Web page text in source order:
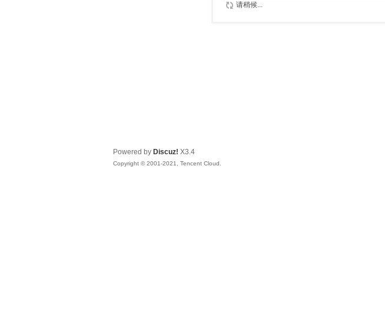
请稍候...
Powered by Discuz! X3.4
Copyright © 2001-2021, Tencent Cloud.